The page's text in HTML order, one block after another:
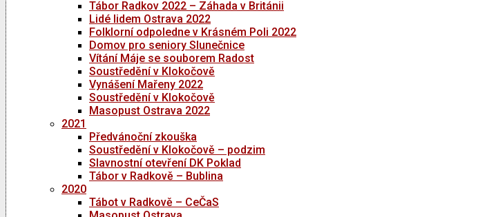
Tábor Radkov 2022 – Záhada v Británii
Lidé lidem Ostrava 2022
Folklorní odpoledne v Krásném Poli 2022
Domov pro seniory Slunečnice
Vítání Máje se souborem Radost
Soustředění v Klokočově
Vynášení Mařeny 2022
Soustředění v Klokočově
Masopust Ostrava 2022
2021
Předvánoční zkouška
Soustředění v Klokočově – podzim
Slavnostní otevření DK Poklad
Tábor v Radkově – Bublina
2020
Tábot v Radkově – CeČaS